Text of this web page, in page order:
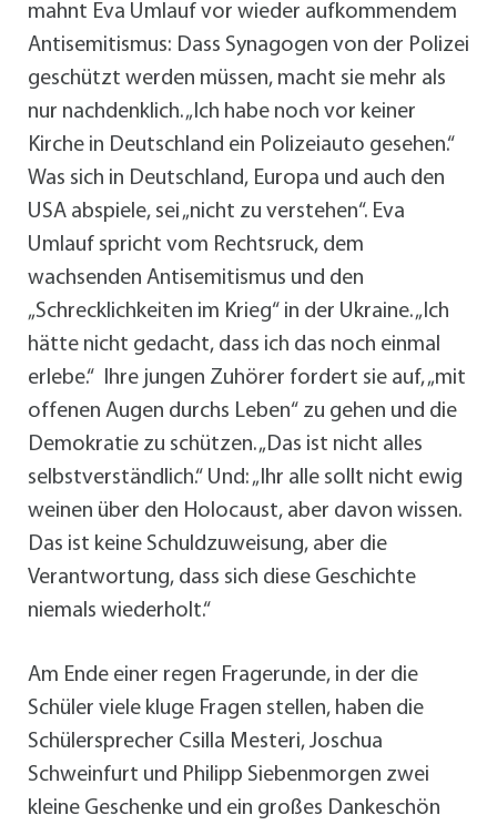
mahnt Eva Umlauf vor wieder aufkommendem
Antisemitismus: Dass Synagogen von der Polizei
geschützt werden müssen, macht sie mehr als
nur nachdenklich. „Ich habe noch vor keiner
Kirche in Deutschland ein Polizeiauto gesehen.“
Was sich in Deutschland, Europa und auch den
USA abspiele, sei „nicht zu verstehen“. Eva
Umlauf spricht vom Rechtsruck, dem
wachsenden Antisemitismus und den
„Schrecklichkeiten im Krieg“ in der Ukraine. „Ich
hätte nicht gedacht, dass ich das noch einmal
erlebe.“ Ihre jungen Zuhörer fordert sie auf, „mit
offenen Augen durchs Leben“ zu gehen und die
Demokratie zu schützen. „Das ist nicht alles
selbstverständlich.“ Und: „Ihr alle sollt nicht ewig
weinen über den Holocaust, aber davon wissen.
Das ist keine Schuldzuweisung, aber die
Verantwortung, dass sich diese Geschichte
niemals wiederholt.“
Am Ende einer regen Fragerunde, in der die
Schüler viele kluge Fragen stellen, haben die
Schülersprecher Csilla Mesteri, Joschua
Schweinfurt und Philipp Siebenmorgen zwei
kleine Geschenke und ein großes Dankeschön